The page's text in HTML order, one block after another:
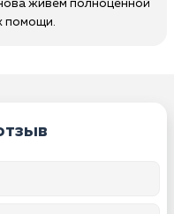
живем полноценной
помощи.